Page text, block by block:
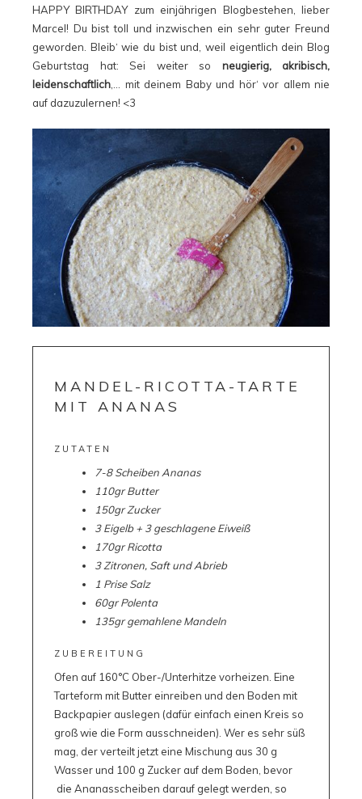
HAPPY BIRTHDAY zum einjährigen Blogbestehen, lieber
Marcel! Du bist toll und inzwischen ein sehr guter Freund
geworden. Bleib‘ wie du bist und, weil eigentlich dein Blog
Geburtstag hat: Sei weiter so neugierig, akribisch,
leidenschaftlich ,… mit deinem Baby und hör‘ vor allem nie
auf dazuzulernen! <3
MANDEL-RICOTTA-TARTE
MIT ANANAS
ZUTATEN
7-8 Scheiben Ananas
110gr Butter
150gr Zucker
3 Eigelb + 3 geschlagene Eiweiß
170gr Ricotta
3 Zitronen, Saft und Abrieb
1 Prise Salz
60gr Polenta
135gr gemahlene Mandeln
ZUBEREITUNG
Ofen auf 160°C Ober-/Unterhitze vorheizen. Eine
Tarteform mit Butter einreiben und den Boden mit
Backpapier auslegen (dafür einfach einen Kreis so
groß wie die Form ausschneiden). Wer es sehr süß
mag, der verteilt jetzt eine Mischung aus 30 g
Wasser und 100 g Zucker auf dem Boden, bevor
die Ananasscheiben darauf gelegt werden, so